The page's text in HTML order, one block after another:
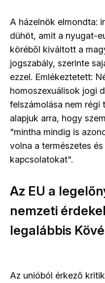
A házelnök elmondta:
dühöt, amit a nyugat-
köréből kiváltott a
jogszabály, szerinte
ezzel. Emlékeztetett:
homoszexuálisok jogi
felszámolása nem régi
alapjuk arra, hogy
"mintha mindig is
volna a természetes
kapcsolatokat".
Az EU a
nemzeti
legalábbis
Az unióból érkező